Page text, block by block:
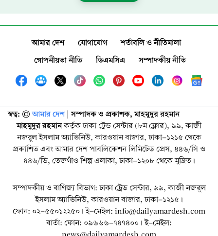
আমার দেশ যোগাযোগ
শর্তাবলি ও নীতিমালা
গোপনীয়তা নীতি
ডিএমসিএ সম্পাদকীয় নীতি
স্বত্ব: ©️ আমার দেশ| সম্পাদক ও প্রকাশক, মাহমুদুর রহমান
মাহমুদুর রহমানকর্তৃক ঢাকা ট্রেড সেন্টার (৮ম ফ্লোর), ৯৯, কাজী
নজরুল ইসলাম অ্যাভিনিউ, কারওয়ান বাজার, ঢাকা-১২১৫ থেকে
প্রকাশিত এবং আমার দেশ পাবলিকেশন লিমিটেড প্রেস, ৪৪৬/সি ও
৪৪৬/ডি, তেজগাঁও শিল্প এলাকা, ঢাকা-১২০৮ থেকে মুদ্রিত।
সম্পাদকীয় ও বাণিজ্য বিভাগ: ঢাকা ট্রেড সেন্টার, ৯৯, কাজী নজরুল
ইসলাম অ্যাভিনিউ, কারওয়ান বাজার, ঢাকা-১২১৫।
ফোন: ০২-৫৫০১২২৫০। ই-মেইল: info@dailyamardesh.com
বার্তা: ফোন: ০৯৬৬৬-৭৪৭৪০০। ই-মেইল: